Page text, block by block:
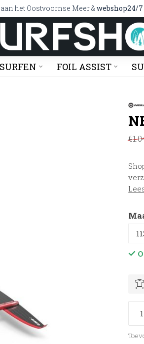
het Oostvoornse Meer & webshop24/7
FOIL ASSIST